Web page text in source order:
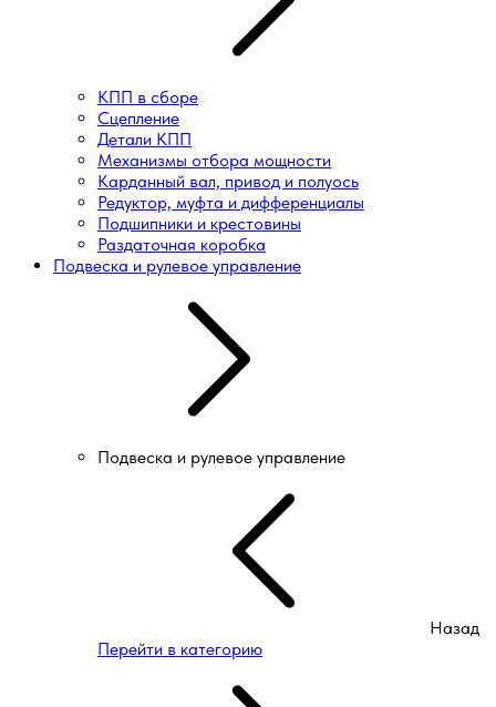
КПП в сборе
Сцепление
Детали КПП
Механизмы отбора мощности
Карданный вал, привод и полуось
Редуктор, муфта и дифференциалы
Подшипники и крестовины
Раздаточная коробка
Подвеска и рулевое управление
Подвеска и рулевое управление
Назад
Перейти в категорию